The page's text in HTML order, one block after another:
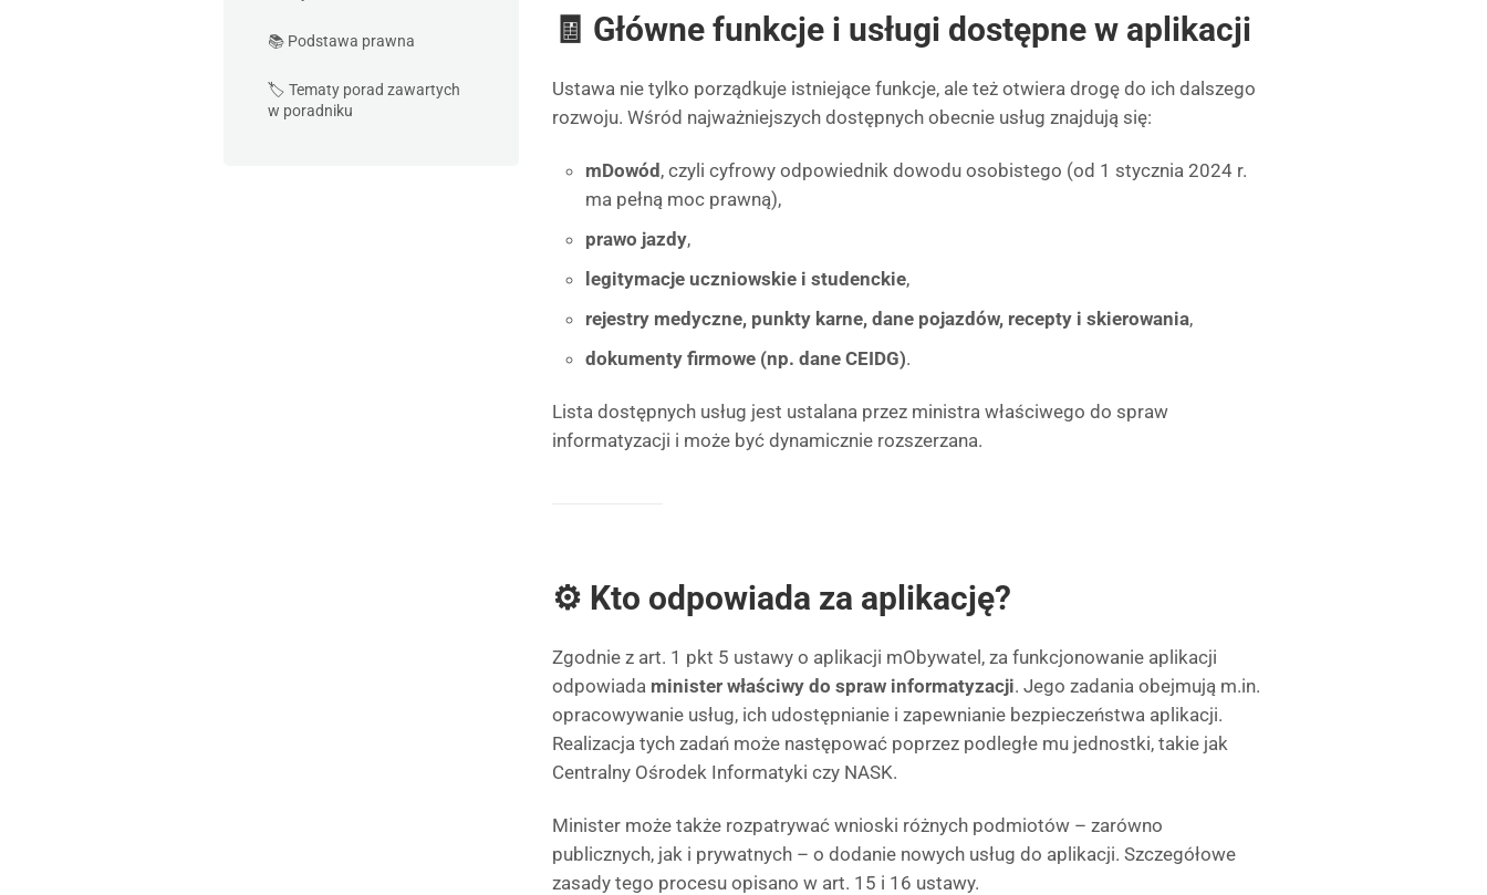
📚 Podstawa prawna
🏷️ Tematy porad zawartych
w poradniku
🧾 Główne funkcje i usługi dostępne w aplikacji
Ustawa nie tylko porządkuje istniejące funkcje, ale też otwiera drogę do ich dalszego
rozwoju. Wśród najważniejszych dostępnych obecnie usług znajdują się:
mDowód , czyli cyfrowy odpowiednik dowodu osobistego (od 1 stycznia 2024 r.
ma pełną moc prawną),
prawo jazdy,
legitymacje uczniowskie i studenckie,
rejestry medyczne, punkty karne, dane pojazdów, recepty i skierowania,
dokumenty firmowe (np. dane CEIDG).
Lista dostępnych usług jest ustalana przez ministra właściwego do spraw
informatyzacji i może być dynamicznie rozszerzana.
⚙️ Kto odpowiada za aplikację?
Zgodnie z art. 1 pkt 5 ustawy o aplikacji mObywatel, za funkcjonowanie aplikacji
odpowiada minister właściwy do spraw informatyzacji. Jego zadania obejmują m.in.
opracowywanie usług, ich udostępnianie i zapewnianie bezpieczeństwa aplikacji.
Realizacja tych zadań może następować poprzez podległe mu jednostki, takie jak
Centralny Ośrodek Informatyki czy NASK.
Minister może także rozpatrywać wnioski różnych podmiotów – zarówno
publicznych, jak i prywatnych – o dodanie nowych usług do aplikacji. Szczegółowe
zasady tego procesu opisano w art. 15 i 16 ustawy.